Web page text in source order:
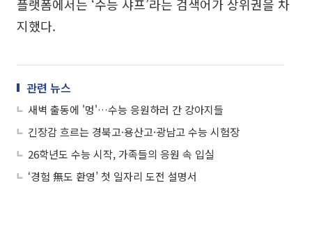
플랫폼에서는 ‘수능 샤프’라는 검색어가 상위권을 차
지했다.
관련 뉴스
새벽 출동에 '멍'…수능 응원하러 간 강아지들
긴장감 흐르는 경북고·용산고·광남고 수능 시험장
26학년도 수능 시작, 가족들의 응원 속 입실
‘경험 無도 환영’ 첫 일자리 도전 설명서